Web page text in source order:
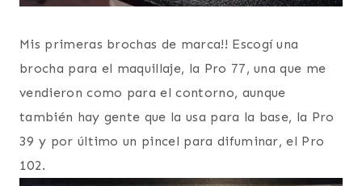
Mis primeras brochas de marca!! Escogí una
brocha para el maquillaje, la Pro 77, una que me
vendieron como para el contorno, aunque
también hay gente que la usa para la base, la Pro
39 y por último un pincel para difuminar, el Pro
102.